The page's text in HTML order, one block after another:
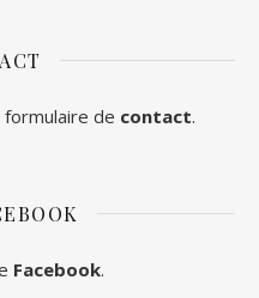
de contact.
Facebook.